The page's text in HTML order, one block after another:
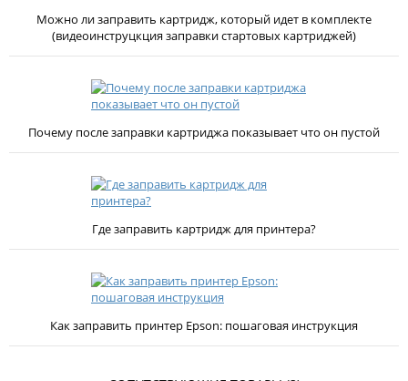
Можно ли заправить картридж, который идет в комплекте
(видеоинструцкция заправки стартовых картриджей)
Почему после заправки картриджа показывает что он пустой
Где заправить картридж для принтера?
Как заправить принтер Epson: пошаговая инструкция